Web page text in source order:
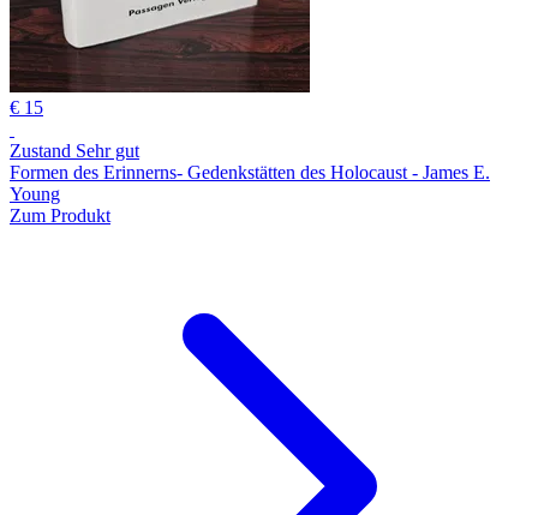
€ 15
Zustand Sehr gut
Formen des Erinnerns- Gedenkstätten des Holocaust - James E.
Young
Zum Produkt